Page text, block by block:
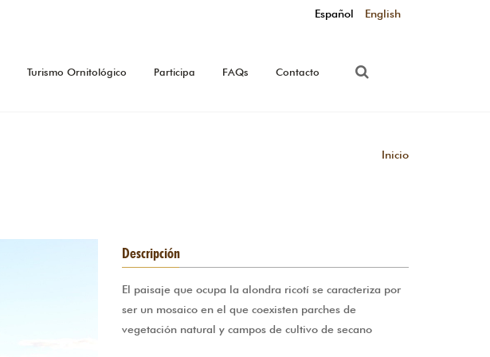
Español English
Turismo Ornitológico Participa FAQs Contacto
Inicio
Descripción
El paisaje que ocupa la alondra ricotí se caracteriza por
ser un mosaico en el que coexisten parches de
vegetación natural y campos de cultivo de secano